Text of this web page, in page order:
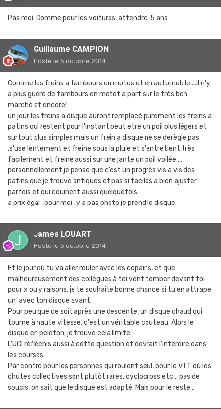
Pas moi. Comme pour les voitures, attendre 5 ans
Guillaume CAMPION
Posté le 5 octobre 2014
Comme les freins a tambours en motos et en automobile....il n'y
a plus guère de tambours en motot a part sur le très bon
marché et encore!
un jour les freins a disque auront remplacé purement les freins a
patins qui restent pour l'instant peut etre un poil plus légers et
surtout plus simples mais un frein a disque ne se derègle pas
,s'use lentement et freine sous la pluie et s'entretient très
facilement et freine aussi sur une jante un poil voilée....
personnellement je pense que c'est un progrès vis a vis des
patins que je trouve antiques et pas si faciles a bien ajuster
parfois et qui couinent aussi quelquefois.
a prix égal , pour moi , y a pas photo je prend le disque.
James LOUART
Posté le 5 octobre 2014
Et le jour où tu va aller rouler avec les copains, et que
malheureusement des collègues à toi vont tomber devant toi
pour x ou y raisons, je te souhaite bonne chance si tu en attrape
un avec ton disque avant.
Pour peu que ce soit après une descente, un disque chaud qui
tourne à haute vitesse, c'est un véritable couteau. Alors le
disque en peloton, je trouve cela limite.
L'UCI réfléchis aussi à cette question et devrait l'interdire dans
les courses.
Par contre pour les personnes qui roulent seul, pour le VTT où les
chutes collectives sont plutôt rares, cyclocross etc .. pas de
soucis, on sait que le disque est adapté. Mais pour le reste ..